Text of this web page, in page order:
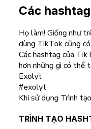
Các
Họ làm! Giống như
dùng TikTok cũng
Các hashtag của
hơn những gì có thể
Exolyt
#exolyt
Khi sử dụng Trình
TRÌNH TẠO